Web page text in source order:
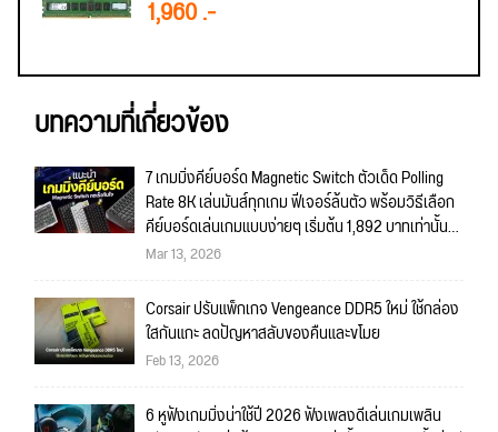
1,960 .-
บทความที่เกี่ยวข้อง
7 เกมมิ่งคีย์บอร์ด Magnetic Switch ตัวเด็ด Polling
Rate 8K เล่นมันส์ทุกเกม ฟีเจอร์ล้นตัว พร้อมวิธีเลือก
คีย์บอร์ดเล่นเกมแบบง่ายๆ เริ่มต้น 1,892 บาทเท่านั้น
อัพเดตต้นปี 2026
Mar 13, 2026
Corsair ปรับแพ็กเกจ Vengeance DDR5 ใหม่ ใช้กล่อง
ใสกันแกะ ลดปัญหาสลับของคืนและขโมย
Feb 13, 2026
6 หูฟังเกมมิ่งน่าใช้ปี 2026 ฟังเพลงดีเล่นเกมเพลิน